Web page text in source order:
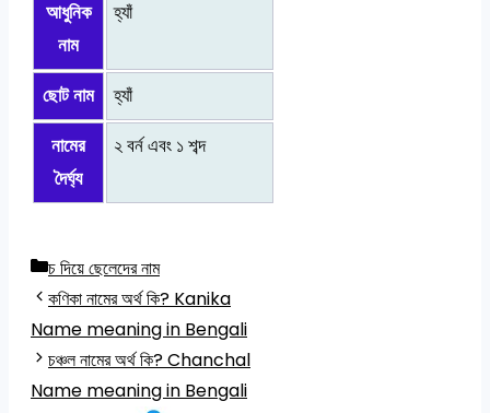
আধুনিক
নাম
হ্যাঁ
ছোট নাম হ্যাঁ
নামের
দৈর্ঘ্য
২ বর্ন এবং ১ শব্দ
Categories
চ দিয়ে ছেলেদের নাম
কণিকা নামের অর্থ কি? Kanika
Name meaning in Bengali
চঞ্চল নামের অর্থ কি? Chanchal
Name meaning in Bengali